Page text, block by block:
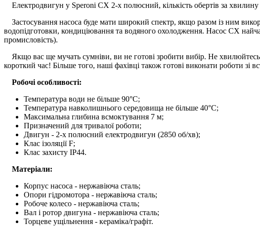
Електродвигун у Speroni CX 2-х полюсний, кількість обертів за хвилину
Застосування насоса буде мати широкий спектр, якщо разом із ним
водопідготовки, кондиціювання та водяного охолодження. Насос CX
промисловість).
Якщо вас ще мучать сумніви, ви не готові зробити вибір. Не
короткий час! Більше того, наші фахівці також готові виконати роботи зі
Робочі особливості:
Температура води не більше 90°C;
Температура навколишнього середовища не більше 40°C;
Максимальна глибина всмоктування 7 м;
Призначений для тривалої роботи;
Двигун - 2-х полюсний електродвигун (2850 об/хв);
Клас ізоляції F;
Клас захисту IP44.
Матеріали:
Корпус насоса - нержавіюча сталь;
Опори гідромотора - нержавіюча сталь;
Робоче колесо - нержавіюча сталь;
Вал і ротор двигуна - нержавіюча сталь;
Торцеве ущільнення - кераміка/графіт.